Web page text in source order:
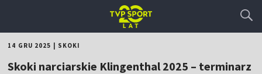
14 GRU 2025 SKOKI
Skoki narciarskie Klingenthal 2025 – terminarz